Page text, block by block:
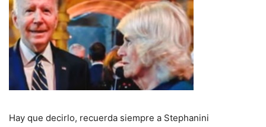
Hay que decirlo, recuerda siempre a Stephanini